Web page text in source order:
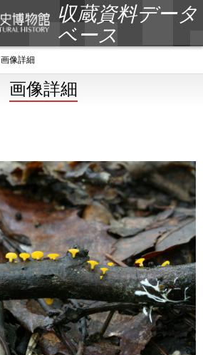
収蔵資料データ
ベース
画像詳細
画像詳細